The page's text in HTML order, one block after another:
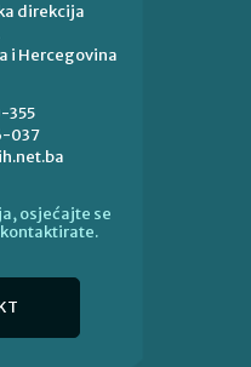
direkcija
i Hercegovina
355
037
osjećajte se